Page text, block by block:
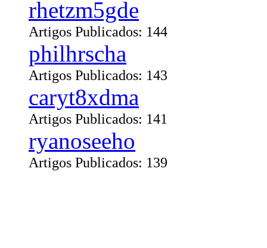
rhetzm5gde
Artigos Publicados: 144
philhrscha
Artigos Publicados: 143
caryt8xdma
Artigos Publicados: 141
ryanoseeho
Artigos Publicados: 139